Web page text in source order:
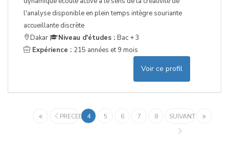
l'analyse disponible en plein temps intègre souriante
accueillante discrète
Dakar
Niveau d'études : Bac + 3
Expérience : 215 années et 9 mois
Voir ce profil
PRECEDENT
4 5 6 7 8 SUIVANT